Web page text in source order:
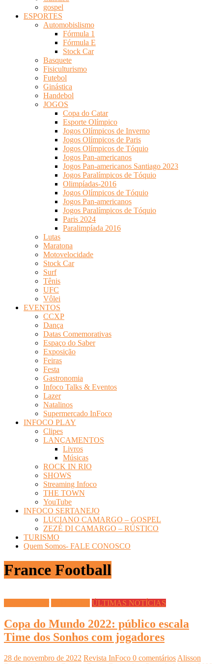
gospel
ESPORTES
Automobislismo
Fórmula 1
Fórmula E
Stock Car
Basquete
Fisiculturismo
Futebol
Ginástica
Handebol
JOGOS
Copa do Catar
Esporte Olímpico
Jogos Olímpicos de Inverno
Jogos Olímpicos de Paris
Jogos Olímpicos de Tóquio
Jogos Pan-americanos
Jogos Pan-americanos Santiago 2023
Jogos Paralímpicos de Tóquio
Olimpíadas-2016
Jogos Olímpicos de Tóquio
Jogos Pan-americanos
Jogos Paralímpicos de Tóquio
Paris 2024
Paralimpíada 2016
Lutas
Maratona
Motovelocidade
Stock Car
Surf
Tênis
UFC
Vôlei
EVENTOS
CCXP
Dança
Datas Comemorativas
Espaço do Saber
Exposição
Feiras
Festa
Gastronomia
Infoco Talks & Eventos
Lazer
Natalinos
Supermercado InFoco
INFOCO PLAY
Clipes
LANÇAMENTOS
Livros
Músicas
ROCK IN RIO
SHOWS
Streaming Infoco
THE TOWN
YouTube
INFOCO SERTANEJO
LUCIANO CAMARGO – GOSPEL
ZEZÉ DI CAMARGO – RÚSTICO
TURISMO
Quem Somos- FALE CONOSCO
France Football
ÚLTIMAS NOTÍCIAS
Copa do Mundo 2022: público escala
Time dos Sonhos com jogadores
28 de novembro de 2022 Revista InFoco 0 comentários Alisson